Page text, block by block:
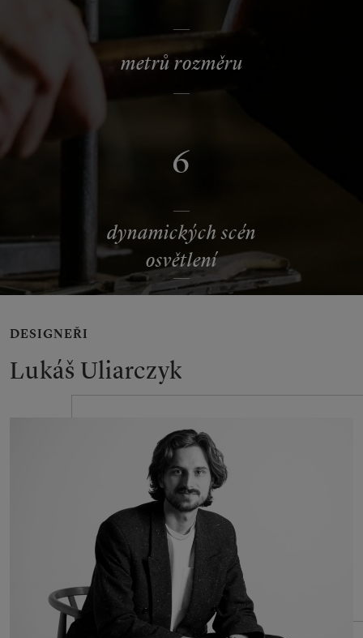
metrů rozměru
6
dynamických scén
osvětlení
DESIGNEŘI
Lukáš Uliarczyk